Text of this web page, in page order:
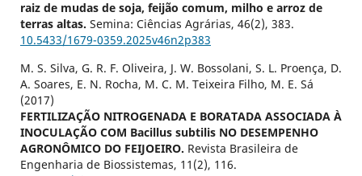
raiz de mudas de soja, feijão comum, milho e arroz de
terras altas. Semina: Ciências Agrárias, 46(2), 383.
10.5433/1679-0359.2025v46n2p383
M. S. Silva, G. R. F. Oliveira, J. W. Bossolani, S. L. Proença, D.
A. Soares, E. N. Rocha, M. C. M. Teixeira Filho, M. E. Sá
(2017)
FERTILIZAÇÃO NITROGENADA E BORATADA ASSOCIADA À
INOCULAÇÃO COM Bacillus subtilis NO DESEMPENHO
AGRONÔMICO DO FEIJOEIRO. Revista Brasileira de
Engenharia de Biossistemas, 11 (2), 116.